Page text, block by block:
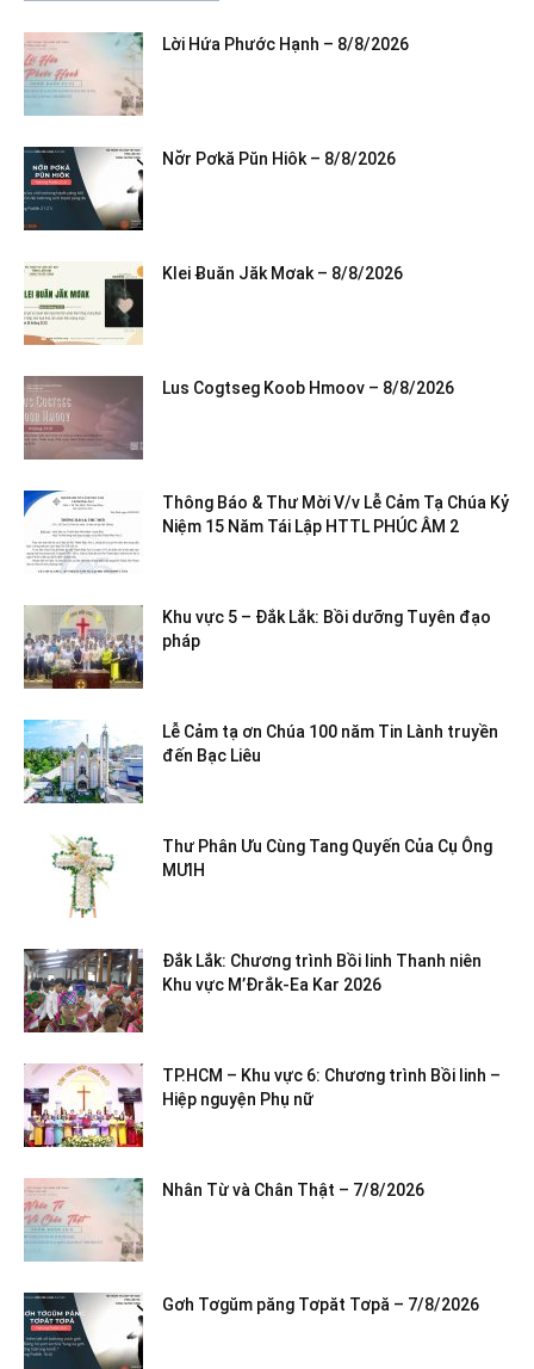
Lời Hứa Phước Hạnh – 8/8/2026
Nơ̆r Pơkă Pŭn Hiôk – 8/8/2026
Klei Ƀuăn Jăk Mơak – 8/8/2026
Lus Cogtseg Koob Hmoov – 8/8/2026
Thông Báo & Thư Mời V/v Lễ Cảm Tạ Chúa Kỷ
Niệm 15 Năm Tái Lập HTTL PHÚC ÂM 2
Khu vực 5 – Đắk Lắk: Bồi dưỡng Tuyên đạo
pháp
Lễ Cảm tạ ơn Chúa 100 năm Tin Lành truyền
đến Bạc Liêu
Thư Phân Ưu Cùng Tang Quyến Của Cụ Ông
MƯIH
Đắk Lắk: Chương trình Bồi linh Thanh niên
Khu vực M’Đrắk-Ea Kar 2026
TP.HCM – Khu vực 6: Chương trình Bồi linh –
Hiệp nguyện Phụ nữ
Nhân Từ và Chân Thật – 7/8/2026
Gơh Tơgŭm păng Tơpăt Tơpă – 7/8/2026